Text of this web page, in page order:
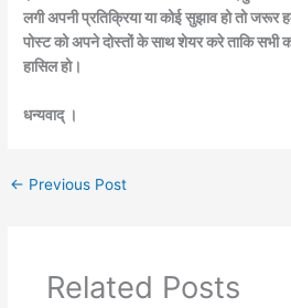
लगी अपनी प्रतिक्रिया या कोई सुझाव हो तो जरूर
पोस्ट को अपने दोस्तों के साथ शेयर करे ताकि सभी
हासिल हो।
धन्यवाद् ।
← Previous Post
Related Posts